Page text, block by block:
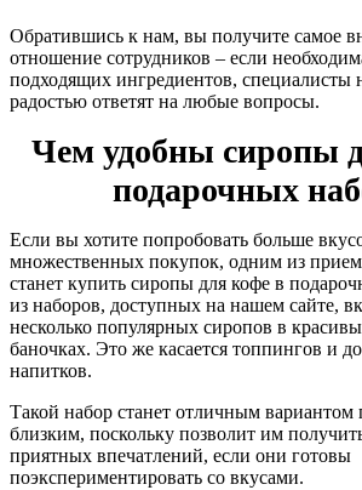
Обратившись к нам, вы получите самое
отношение сотрудников – если
подходящих ингредиентов, специалисты
радостью ответят на любые вопросы.
Чем удобны сиропы
подарочных
Если вы хотите попробовать больше
множественных покупок, одним из
станет купить сиропы для кофе в
из наборов, доступных на нашем сайте,
несколько популярных сиропов в
баночках. Это же касается топпингов и
напитков.
Такой набор станет отличным вариантом
близким, поскольку позволит им
приятных впечатлений, если они готовы
поэкспериментировать со вкусами.